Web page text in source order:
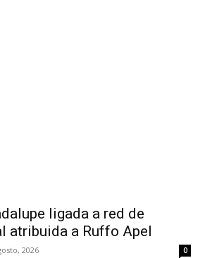
ligada a red de
atribuida a Ruffo Apel
2026 0